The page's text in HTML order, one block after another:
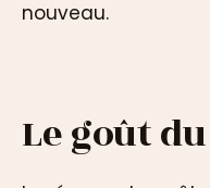
nouveau.
Le goût